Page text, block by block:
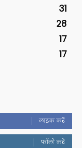
31
28
17
17
लाइक करें
फॉलो करें